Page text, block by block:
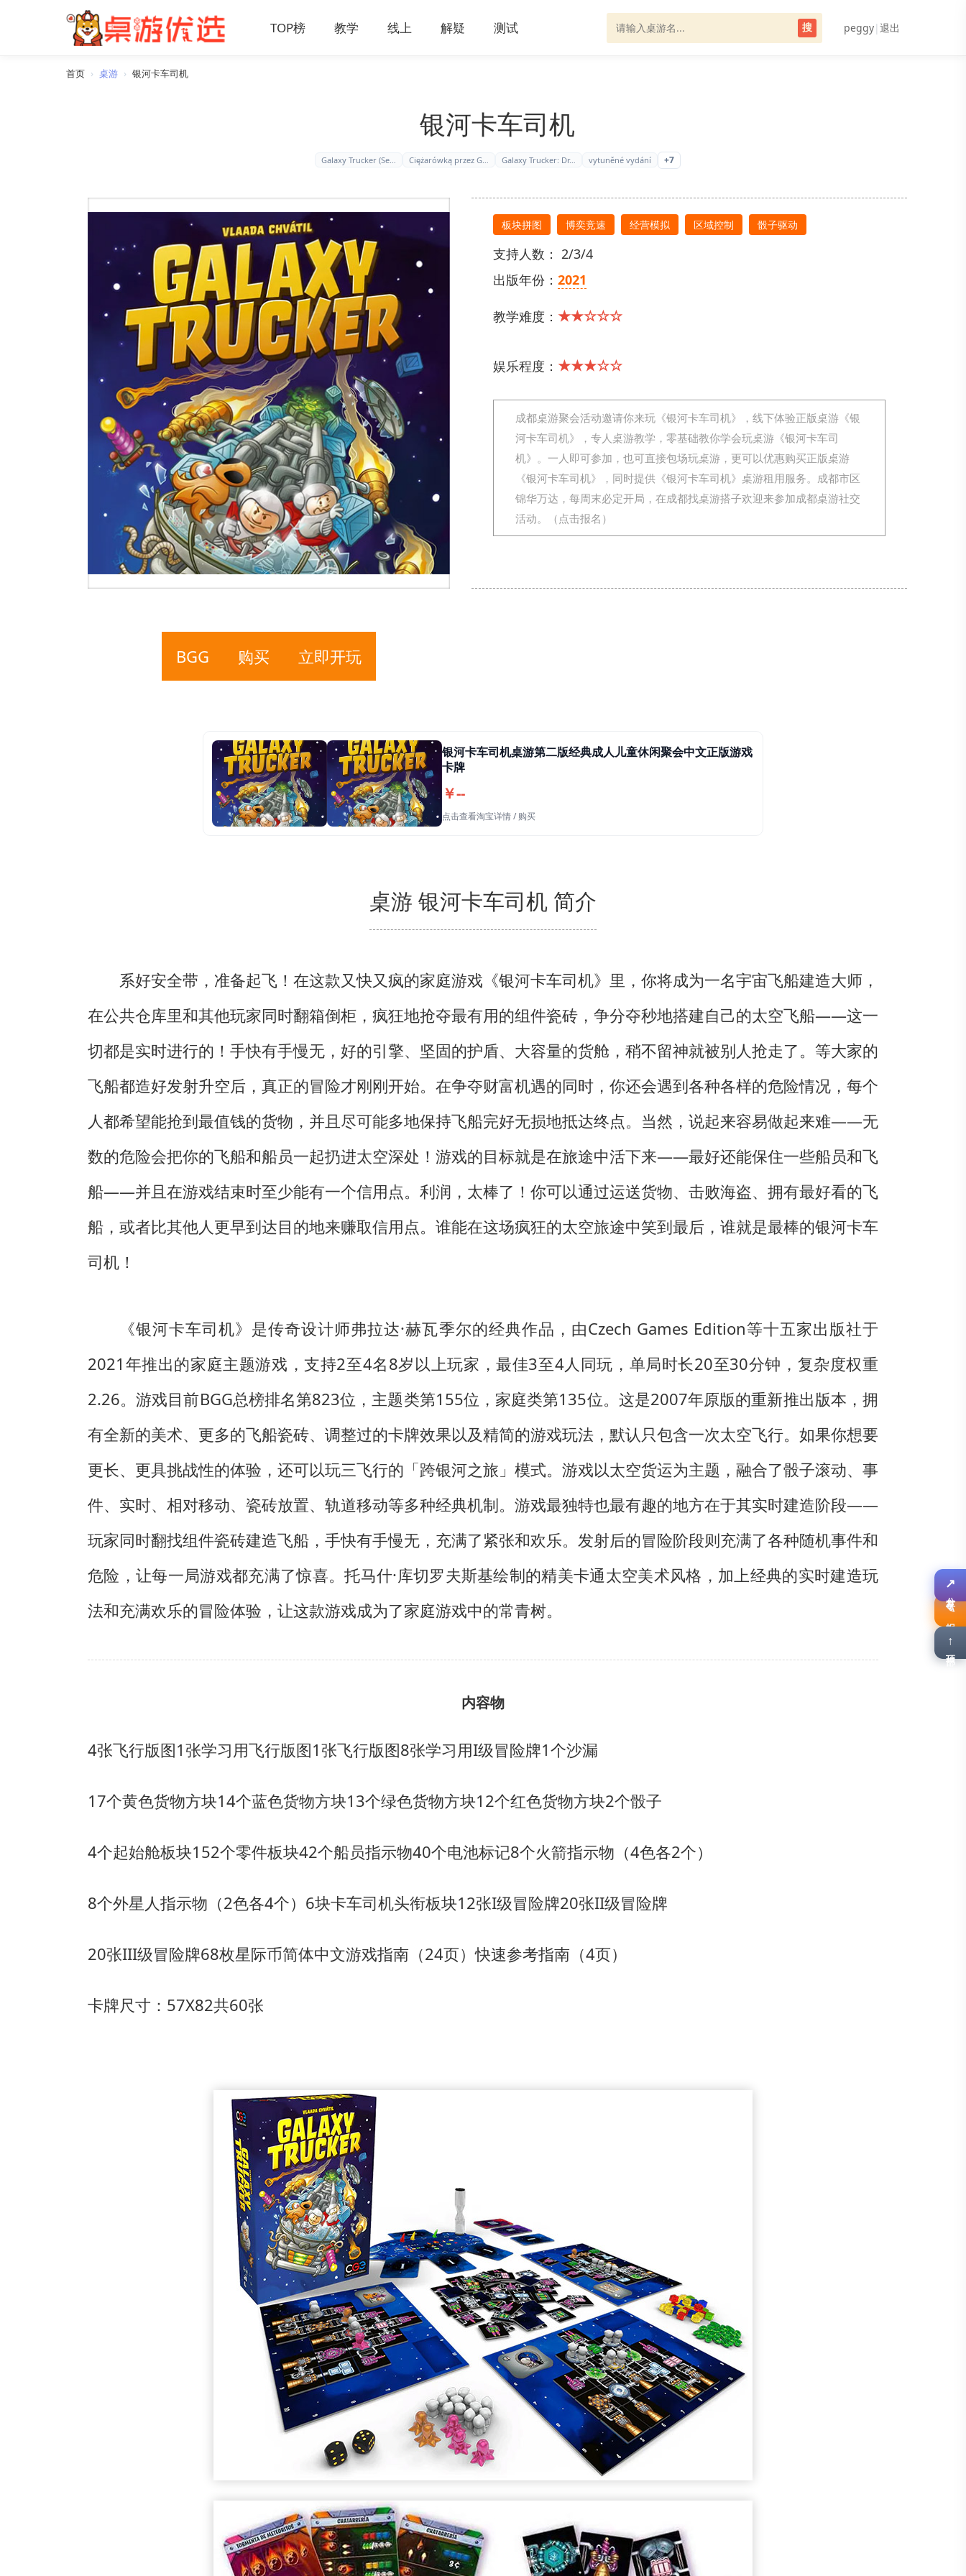
TOP榜 教学 线上 解疑 测试 搜 peggy| 退出
首页 › 桌游 › 银河卡车司机
银河卡车司机
Galaxy Trucker (Se… Ciężarówką przez G… Galaxy Trucker: Dr… vytuněné vydání +7
板块拼图 博奕竞速 经营模拟 区域控制 骰子驱动
支持人数： 2/3/4
出版年份： 2021
教学难度： ★★☆☆☆
娱乐程度： ★★★☆☆
成都桌游聚会活动邀请你来玩《银河卡车司机》，线下体验正版桌游《银
河卡车司机》，专人桌游教学，零基础教你学会玩桌游《银河卡车司
机》。一人即可参加，也可直接包场玩桌游，更可以优惠购买正版桌游
《银河卡车司机》，同时提供《银河卡车司机》桌游租用服务。成都市区
锦华万达，每周末必定开局，在成都找桌游搭子欢迎来参加成都桌游社交
活动。（点击报名）
BGG 购买 立即开玩
银河卡车司机桌游第二版经典成人儿童休闲聚会中文正版游戏
卡牌
￥--
点击查看淘宝详情 / 购买
桌游 银河卡车司机 简介
系好安全带，准备起飞！在这款又快又疯的家庭游戏《银河卡车司机》里，你将成为一名宇宙飞船建造大师，
在公共仓库里和其他玩家同时翻箱倒柜，疯狂地抢夺最有用的组件瓷砖，争分夺秒地搭建自己的太空飞船——这一
切都是实时进行的！手快有手慢无，好的引擎、坚固的护盾、大容量的货舱，稍不留神就被别人抢走了。等大家的
飞船都造好发射升空后，真正的冒险才刚刚开始。在争夺财富机遇的同时，你还会遇到各种各样的危险情况，每个
人都希望能抢到最值钱的货物，并且尽可能多地保持飞船完好无损地抵达终点。当然，说起来容易做起来难——无
数的危险会把你的飞船和船员一起扔进太空深处！游戏的目标就是在旅途中活下来——最好还能保住一些船员和飞
船——并且在游戏结束时至少能有一个信用点。利润，太棒了！你可以通过运送货物、击败海盗、拥有最好看的飞
船，或者比其他人更早到达目的地来赚取信用点。谁能在这场疯狂的太空旅途中笑到最后，谁就是最棒的银河卡车
司机！
《银河卡车司机》是传奇设计师弗拉达·赫瓦季尔的经典作品，由Czech Games Edition等十五家出版社于
2021年推出的家庭主题游戏，支持2至4名8岁以上玩家，最佳3至4人同玩，单局时长20至30分钟，复杂度权重
2.26。游戏目前BGG总榜排名第823位，主题类第155位，家庭类第135位。这是2007年原版的重新推出版本，拥
有全新的美术、更多的飞船瓷砖、调整过的卡牌效果以及精简的游戏玩法，默认只包含一次太空飞行。如果你想要
更长、更具挑战性的体验，还可以玩三飞行的「跨银河之旅」模式。游戏以太空货运为主题，融合了骰子滚动、事
件、实时、相对移动、瓷砖放置、轨道移动等多种经典机制。游戏最独特也最有趣的地方在于其实时建造阶段——
玩家同时翻找组件瓷砖建造飞船，手快有手慢无，充满了紧张和欢乐。发射后的冒险阶段则充满了各种随机事件和
危险，让每一局游戏都充满了惊喜。托马什·库切罗夫斯基绘制的精美卡通太空美术风格，加上经典的实时建造玩
法和充满欢乐的冒险体验，让这款游戏成为了家庭游戏中的常青树。
内容物
4张飞行版图1张学习用飞行版图1张飞行版图8张学习用I级冒险牌1个沙漏
17个黄色货物方块14个蓝色货物方块13个绿色货物方块12个红色货物方块2个骰子
4个起始舱板块152个零件板块42个船员指示物40个电池标记8个火箭指示物（4色各2个）
8个外星人指示物（2色各4个） 6块卡车司机头衔板块12张I级冒险牌20张II级冒险牌
20张III级冒险牌68枚星际币简体中文游戏指南（24页）快速参考指南（4页）
卡牌尺寸：57X82共60张
✎
↑